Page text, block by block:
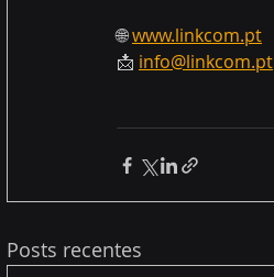
🌐 www.linkcom.pt
📩 info@linkcom.pt
Posts recentes